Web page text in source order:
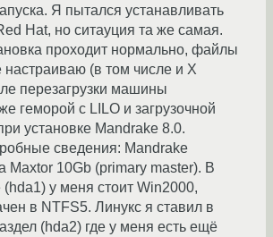
Я пытался устанавливать
Hat, но ситауция та же самая.
проходит нормально, файлы
настраиваю (в том числе и X
перезагрузки машины
геморой с LILO и загрузочной
установке Mandrake 8.0.
сведения: Mandrake
Maxtor 10Gb (primary master). В
у меня стоит Win2000,
в NTFS5. Линукс я ставил в
(hda2) где у меня есть ещё